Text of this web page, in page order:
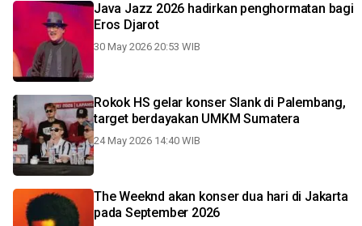
Java Jazz 2026 hadirkan penghormatan bagi
Eros Djarot
30 May 2026 20:53 WIB
Rokok HS gelar konser Slank di Palembang,
target berdayakan UMKM Sumatera
24 May 2026 14:40 WIB
The Weeknd akan konser dua hari di Jakarta
pada September 2026